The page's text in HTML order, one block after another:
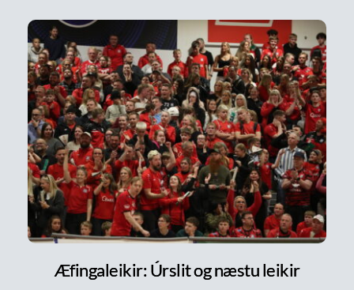
Æfingaleikir: Úrslit og næstu leikir